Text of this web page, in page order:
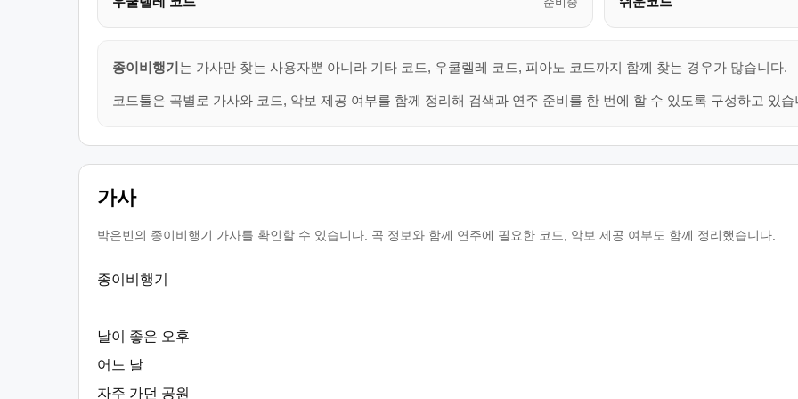
종이비행기는 가사만 찾는 사용자뿐 아니라 기타 코드, 우쿨렐레 코드, 피아노 코드까지 함께 찾는 경우가 많습니다.
코드툴은 곡별로 가사와 코드, 악보 제공 여부를 함께 정리해 검색과 연주 준비를 한 번에 할 수 있도록 구성하고 있습
가사
박은빈의 종이비행기 가사를 확인할 수 있습니다. 곡 정보와 함께 연주에 필요한 코드, 악보 제공 여부도 함께 정리했습니다.
종이비행기
날이 좋은 오후
어느 날
자주 가던 공원